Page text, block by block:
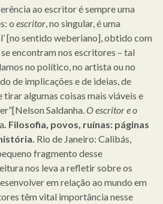
ao escritor é sempre uma
o escritor , no singular, é uma
[no sentido weberiano], obtido com
encontram nos escritores – tal
no político, no artista ou no
de implicações e de ideias, de
algumas coisas mais viáveis e
Saldanha. O escritor e o
. Filosofia, povos, ruínas: páginas
Rio de Janeiro: Calibás,
fragmento desse
nos leva a refletir sobre os
em relação ao mundo em
têm vital importância nesse